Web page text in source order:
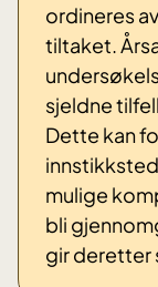
ordineres
tiltaket.
sjeldne
Dette kan
mulige
bli
gir deretter